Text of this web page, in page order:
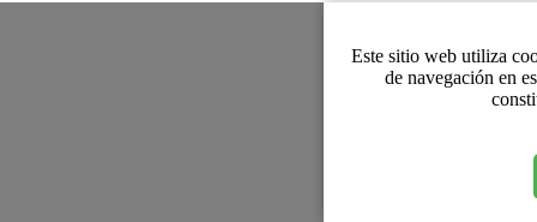
Este sitio web utiliza
de navegación en